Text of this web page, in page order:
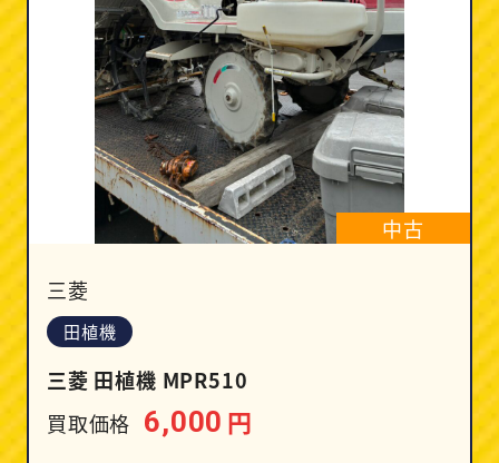
中古
三菱
田植機
三菱 田植機 MPR510
買取価格 6,000 円